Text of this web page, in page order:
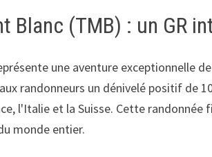
Blanc (TMB) : un GR
une aventure exceptionnelle
randonneurs un dénivelé positif de
l'Italie et la Suisse. Cette randonnée
monde entier.